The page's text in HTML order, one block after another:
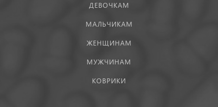
ДЕВОЧКАМ
МАЛЬЧИКАМ
ЖЕНЩИНАМ
МУЖЧИНАМ
КОВРИКИ